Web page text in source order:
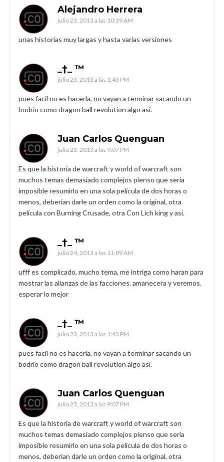
Alejandro Herrera
julio 23, 2013 a las 10:39 AM
unas historias muy largas y hasta varias versiones
_†_ ™
julio 23, 2013 a las 1:43 PM
pues facil no es hacerla, no vayan a terminar sacando un
bodrio como dragon ball revolution algo asi.
Juan Carlos Quenguan
julio 23, 2013 a las 9:07 PM
Es que la historia de warcraft y world of warcraft son
muchos temas demasiado complejos pienso que seria
imposible resumirlo en una sola película de dos horas o
menos, deberian darle un orden como la original, otra
película con Burning Crusade, otra Con Lich king y asi.
_†_ ™
julio 24, 2013 a las 11:09 AM
ufff es complicado, mucho tema, me intriga como haran para
mostrar las alianzas de las facciones. amanecera y veremos.
esperar lo mejor
_†_ ™
julio 23, 2013 a las 1:43 PM
pues facil no es hacerla, no vayan a terminar sacando un
bodrio como dragon ball revolution algo asi.
Juan Carlos Quenguan
julio 23, 2013 a las 9:07 PM
Es que la historia de warcraft y world of warcraft son
muchos temas demasiado complejos pienso que seria
imposible resumirlo en una sola película de dos horas o
menos, deberian darle un orden como la original, otra